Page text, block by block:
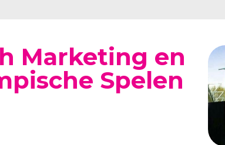
Marketing en
Spelen